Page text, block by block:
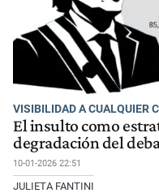
VISIBILIDAD A CUALQUIER
El insulto como
degradación del
10-01-2026 22:51
JULIETA FANTINI